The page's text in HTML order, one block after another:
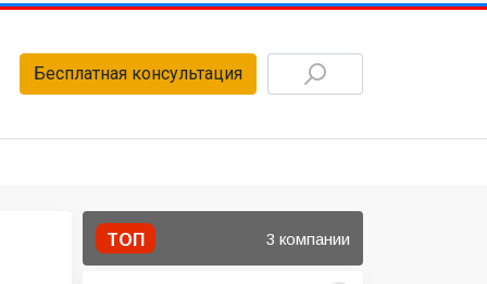
Бесплатная консультация
ТОП 3 компании